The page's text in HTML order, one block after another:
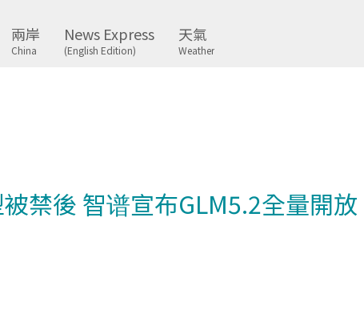
兩岸
China
News Express
(English Edition)
天氣
Weather
禁後 智谱宣布GLM5.2全量開放